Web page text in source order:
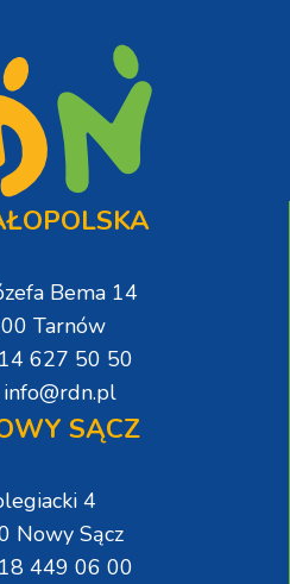
Bema 14
Tarnów
627 50 50
SĄCZ
4
Nowy Sącz
449 06 00